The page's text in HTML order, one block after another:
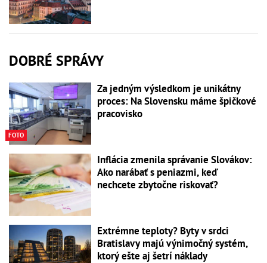
DOBRÉ SPRÁVY
FOTO
Za jedným výsledkom je unikátny
proces: Na Slovensku máme špičkové
pracovisko
Inflácia zmenila správanie Slovákov:
Ako narábať s peniazmi, keď
nechcete zbytočne riskovať?
Extrémne teploty? Byty v srdci
Bratislavy majú výnimočný systém,
ktorý ešte aj šetrí náklady